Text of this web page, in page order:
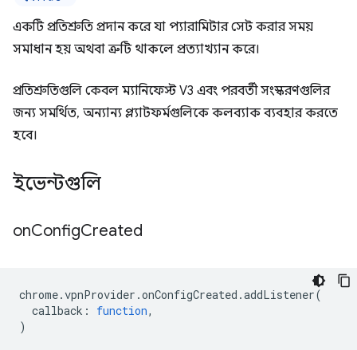
একটি প্রতিশ্রুতি প্রদান করে যা প্যারামিটার সেট করার সময়
সমাধান হয় অথবা ত্রুটি থাকলে প্রত্যাখ্যান করে।
প্রতিশ্রুতিগুলি কেবল ম্যানিফেস্ট V3 এবং পরবর্তী সংস্করণগুলির
জন্য সমর্থিত, অন্যান্য প্ল্যাটফর্মগুলিকে কলব্যাক ব্যবহার করতে
হবে।
ইভেন্টগুলি
onConfigCreated
chrome.vpnProvider .onConfigCreated .addListener(
callback : function,
)